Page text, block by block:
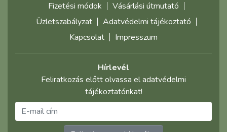
Fizetési módok
Vásárlási útmutató
Üzletszabályzat
Adatvédelmi tájékoztató
Kapcsolat
Impresszum
Hírlevél
Feliratkozás előtt olvassa el adatvédelmi
tájékoztatónkat!